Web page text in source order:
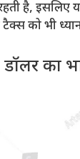
है, इसलिए
को भी
का